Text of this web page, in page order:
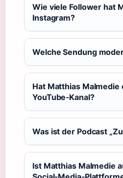
Wie viele Follower hat
Instagram?
Welche Sendung
Hat Matthias Malmedie
YouTube‑Kanal?
Was ist der Podcast
Ist Matthias Malmedie